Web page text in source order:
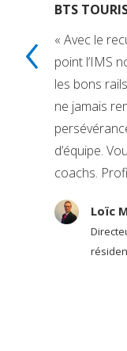
BTS
« Avec le
point l’IMS
les bons
ne jamais
d’équipe.
coachs.
Loïc
‹